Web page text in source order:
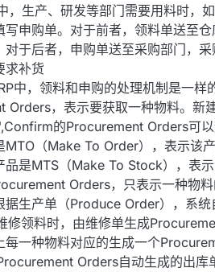
生产、研发等部门需要用料时，
写申购单。对于前者，领料单送至
对于后者，申购单送至采购部门，
求补货
中，领料和申购的处理机制是一样
Orders，表示要获取一种物料。
的Procurement Orders可以
MTO（Make To Order），表示该
品是MTS（Make To Stock），表
Orders，只表示一种物
据生产单（Produce Order），系
修领料时，由维修单生成
每一种物料对应的生成一个
Orders自动生成的出库